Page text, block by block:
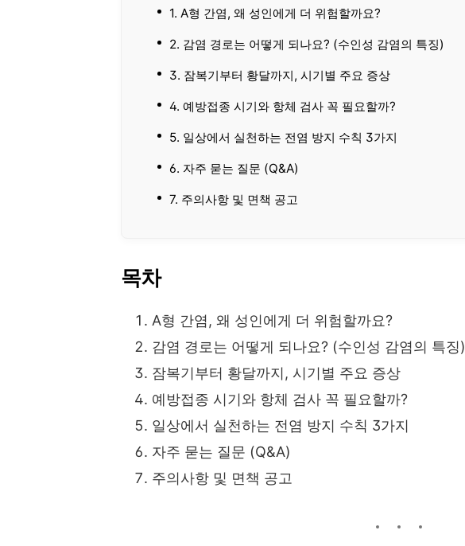
1. A형 간염, 왜 성인에게 더 위험할까요?
2. 감염 경로는 어떻게 되나요? (수인성 감염의 특징)
3. 잠복기부터 황달까지, 시기별 주요 증상
4. 예방접종 시기와 항체 검사 꼭 필요할까?
5. 일상에서 실천하는 전염 방지 수칙 3가지
6. 자주 묻는 질문 (Q&A)
7. 주의사항 및 면책 공고
목차
A형 간염, 왜 성인에게 더 위험할까요?
감염 경로는 어떻게 되나요? (수인성 감염의 특징)
잠복기부터 황달까지, 시기별 주요 증상
예방접종 시기와 항체 검사 꼭 필요할까?
일상에서 실천하는 전염 방지 수칙 3가지
자주 묻는 질문 (Q&A)
주의사항 및 면책 공고